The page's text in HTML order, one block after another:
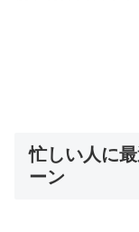
忙しい人に
ーン